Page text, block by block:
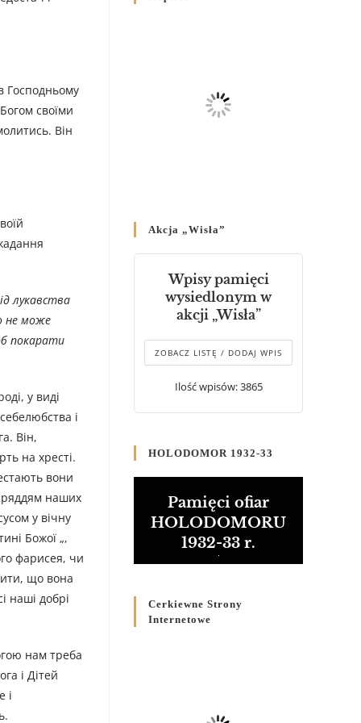
Господньому
своїми
Він
лукавства
не може
покарати
у виді
і
Він,
на хресті.
вони
наших
у вічну
Божої „,
фарисея, чи
що вона
наші добрі
нам треба
і Дітей
і
Родин
Справ Молоді та встановленя
складу Катихитичної Комісії
днях 2-12 липня 2024 р.”
Декрет єпископів
Перемисько-Варшавської
Митрополії стосовно
звершування Божественної
літургії
Булла проголошення
Розпорядження
Преосвященнішого Владики
Кир Володимира Р. Ющака
про вживання друкованих
книг на публічних
богослужіннях
Akcja „Wisła”
Wpisy pamięci
wysiedlonym w
akcji „Wisła”
ZOBACZ LISTĘ / DODAJ WPIS
Ilość wpisów: 3865
HOLODOMOR 1932-33
Pamięci ofiar
HOLODOMORU
1932-33 r.
Cerkiewne Strony
Internetowe